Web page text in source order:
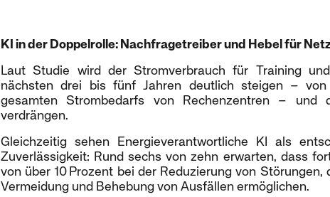
KI in der Doppelrolle: Nachfragetreiber und Hebel für
Laut Studie wird der Stromverbrauch für Training
nächsten drei bis fünf Jahren deutlich steigen –
gesamten Strombedarfs von Rechenzentren – und
verdrängen.
Gleichzeitig sehen Energieverantwortliche KI als
Zuverlässigkeit: Rund sechs von zehn erwarten, dass
von über 10 Prozent bei der Reduzierung von
Vermeidung und Behebung von Ausfällen ermöglichen.